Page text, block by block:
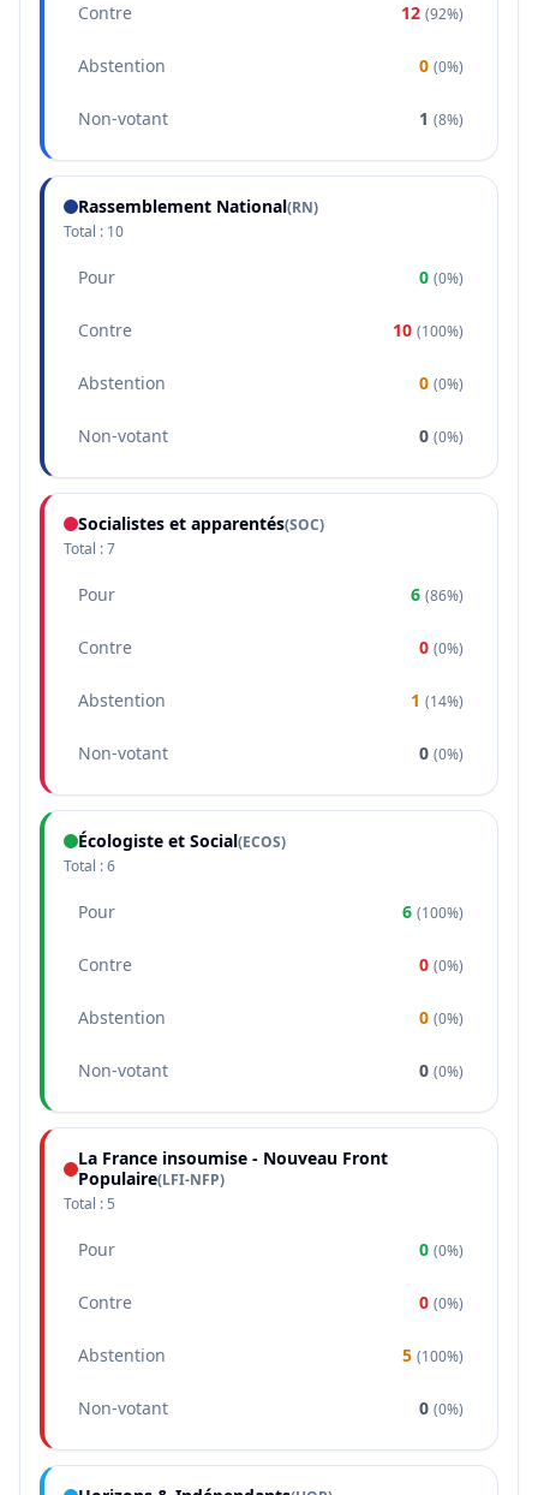
Contre 12 (92%)
Abstention 0 (0%)
Non-votant 1 (8%)
Rassemblement National(RN)
Total : 10
Pour 0 (0%)
Contre 10 (100%)
Abstention 0 (0%)
Non-votant 0 (0%)
Socialistes et apparentés(SOC)
Total :7
Pour 6 (86%)
Contre 0 (0%)
Abstention 1 (14%)
Non-votant 0 (0%)
Écologiste et Social(ECOS)
Total :6
Pour 6 (100%)
Contre 0 (0%)
Abstention 0 (0%)
Non-votant 0 (0%)
La France insoumise - Nouveau Front
Populaire(LFI-NFP)
Total : 5
Pour 0 (0%)
Contre 0 (0%)
Abstention 5 (100%)
Non-votant 0 (0%)